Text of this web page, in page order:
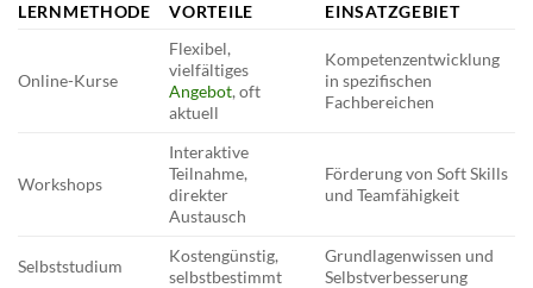
LERNMETHODE VORTEILE EINSATZGEBIET
Online-Kurse
Flexibel,
vielfältiges
Angebot, oft
aktuell
Kompetenzentwicklung
in spezifischen
Fachbereichen
Workshops
Interaktive
Teilnahme,
direkter
Austausch
Förderung von Soft Skills
und Teamfähigkeit
Selbststudium
Kostengünstig,
selbstbestimmt
Grundlagenwissen und
Selbstverbesserung